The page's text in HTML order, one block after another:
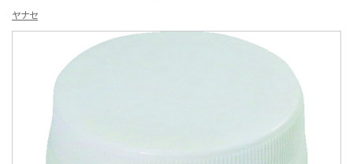
ヤナセ